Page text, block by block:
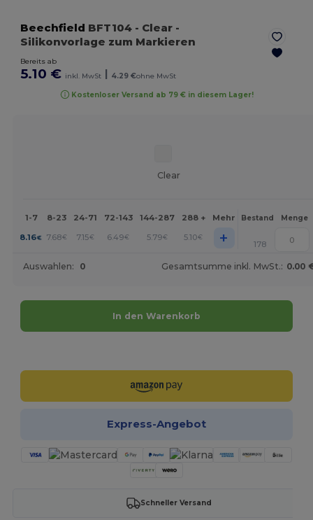
Beechfield BFT104 - Clear -
Silikonvorlage zum Markieren
Bereits ab
5.10 € inkl. MwSt | 4.29 €ohne MwSt
Kostenloser Versand ab 79 € in diesem Lager!
Clear
1-7 8-23 24-71 72-143 144-287 288 + Mehr Bestand Menge
8.16€ 7.68€ 7.15€ 6.49€ 5.79€ 5.10€ + 178
Auswahlen: 0 Gesamtsumme inkl. MwSt.: 0.00
In den Warenkorb
Express-Angebot
Schneller Versand